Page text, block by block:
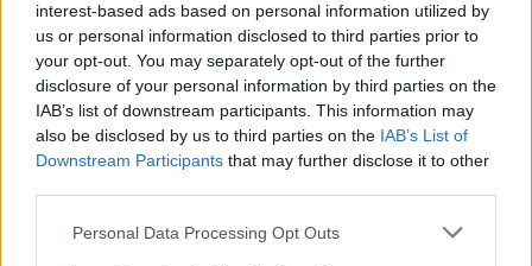
interest-based ads based on personal information utilized by
us or personal information disclosed to third parties prior to
your opt-out. You may separately opt-out of the further
disclosure of your personal information by third parties on the
IAB’s list of downstream participants. This information may
also be disclosed by us to third parties on the IAB’s List of
Downstream Participants that may further disclose it to other
Personal Data Processing Opt Outs
Το κάπνισμα βλάπτει σοβαρά και τα
δημόσια συστήματα Υγείας- Τι δείχνουν τα
στοιχεία της Eurostat
Εν αναμονή των αποφάσεων της Κομισιόν, για το αν και πόσο θα
αυξηθεί η φορολογία στα καπνικά προϊόντα, ως μέσο
αυτοχρηματοδότησης του νέου Ευρωπαϊκού Πολυετούς
Προϋπολογισμού, τα νέα στοιχεία της Eurostat ενισχύουν τα
στα καπνικά δεν θα ωφελήσει μόνο τα κοινοτικά ταμεία, αλλά και